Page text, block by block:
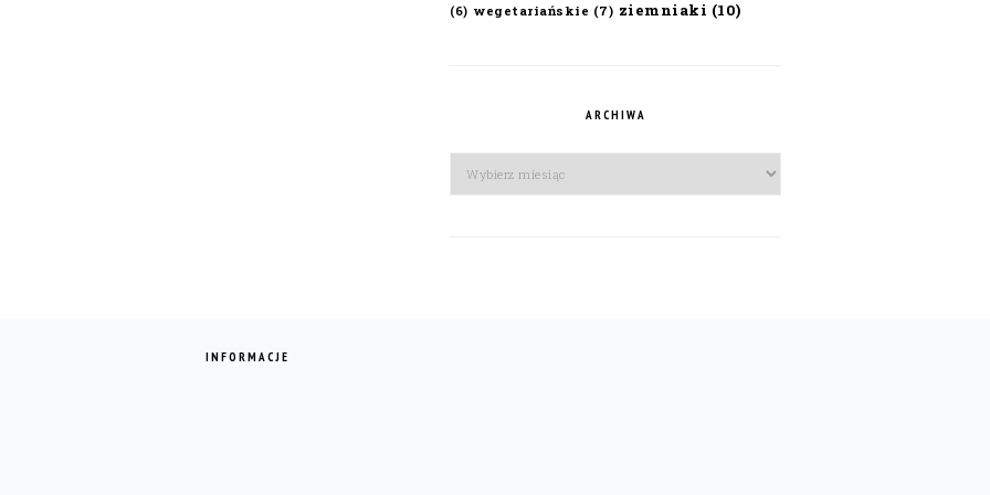
(6) wegetariańskie (7) ziemniaki (10)
ARCHIWA
Archiwa
INFORMACJE